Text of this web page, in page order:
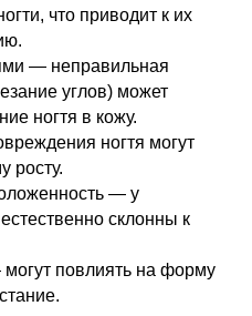
что приводит к их
— неправильная
углов) может
ногтя в кожу.
ногтя могут
росту.
— у
склонны к
повлиять на форму